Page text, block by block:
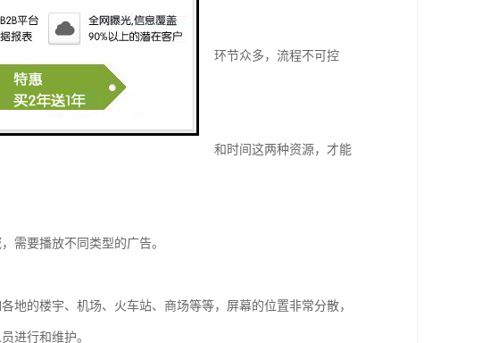
的协同工作，因此，整个发布流程的环节众多，流程不可控
运营商和客户利益。
是为重要的资源，只有充分利用屏幕和时间这两种资源，才能
需要播放不同类型的广告。
地的楼宇、机场、火车站、商场等等，屏幕的位置非常分散，
进行和维护。